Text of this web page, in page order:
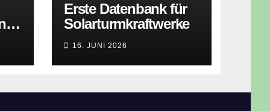
Erste Datenbank für
Solarturmkraftwerke
16. JUNI 2026